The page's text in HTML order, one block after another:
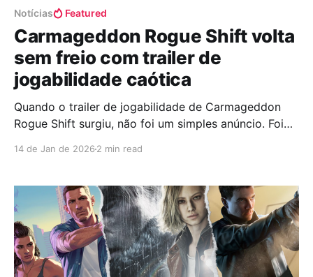
Notícias Featured
Carmageddon Rogue Shift volta
sem freio com trailer de
jogabilidade caótica
Quando o trailer de jogabilidade de Carmageddon
Rogue Shift surgiu, não foi um simples anúncio. Foi
proibida no Brasil, volta mostrando que ainda sabe
causar
14 de Jan de 2026 2 min read